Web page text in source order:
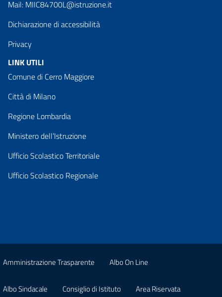
Mail: MIIC84700L@istruzione.it
Dichiarazione di accessibilità
Privacy
LINK UTILI
Comune di Cerro Maggiore
Città di Milano
Regione Lombardia
Ministero dell’Istruzione
Ufficio Scolastico Territoriale
Ufficio Scolastico Regionale
Amministrazione Trasparente Albo On Line
Albo Sindacale Consiglio di Istituto Area Riservata